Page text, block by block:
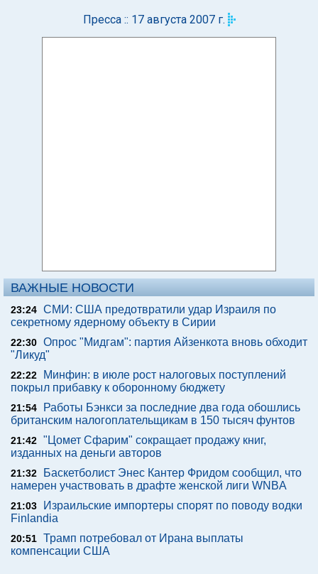
Пресса :: 17 августа 2007 г.
ВАЖНЫЕ НОВОСТИ
23:24 СМИ: США предотвратили удар Израиля по
секретному ядерному объекту в Сирии
22:30 Опрос "Мидгам": партия Айзенкота вновь обходит
"Ликуд"
22:22
Минфин: в июле рост налоговых поступлений
покрыл прибавку к оборонному бюджету
21:54
Работы Бэнкси за последние два года обошлись
британским налогоплательщикам в 150 тысяч фунтов
21:42 "Цомет Сфарим" сокращает продажу книг,
изданных на деньги авторов
21:32
Баскетболист Энес Кантер Фридом сообщил, что
намерен участвовать в драфте женской лиги WNBA
21:03
Израильские импортеры спорят по поводу водки
Finlandia
20:51 Трамп потребовал от Ирана выплаты
компенсации США